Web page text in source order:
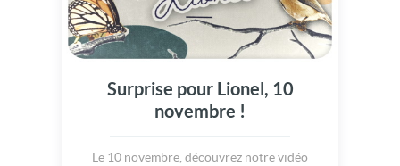
Surprise pour Lionel, 10
novembre !
Le 10 novembre, découvrez notre vidéo